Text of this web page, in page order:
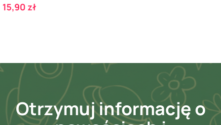
Cena
15,90 zł
Otrzymuj informację o